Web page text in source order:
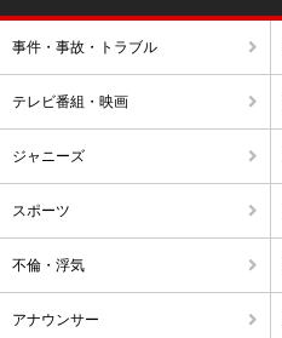
事件・事故・トラブル
テレビ番組・映画
ジャニーズ
スポーツ
不倫・浮気
アナウンサー